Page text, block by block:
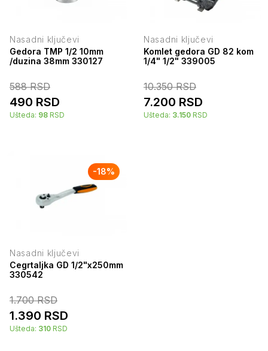
Nasadni ključevi
Gedora TMP 1/2 10mm
/duzina 38mm 330127
588 RSD
490 RSD
Ušteda: 98 RSD
Nasadni ključevi
Komlet gedora GD 82 kom
1/4" 1/2" 339005
10.350RSD
7.200 RSD
Ušteda: 3.150 RSD
-18%
Nasadni ključevi
Cegrtaljka GD 1/2"x250mm
330542
1.700RSD
1.390 RSD
Ušteda: 310 RSD